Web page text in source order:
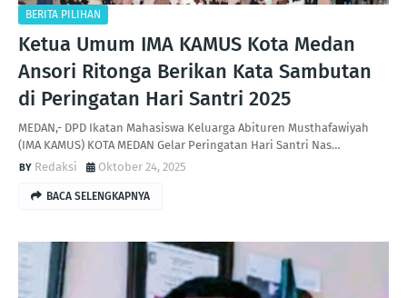
BERITA PILIHAN
Ketua Umum IMA KAMUS Kota Medan
Ansori Ritonga Berikan Kata Sambutan
di Peringatan Hari Santri 2025
MEDAN,- DPD Ikatan Mahasiswa Keluarga Abituren Musthafawiyah
(IMA KAMUS) KOTA MEDAN Gelar Peringatan Hari Santri Nas…
Redaksi
Oktober 24, 2025
BACA SELENGKAPNYA